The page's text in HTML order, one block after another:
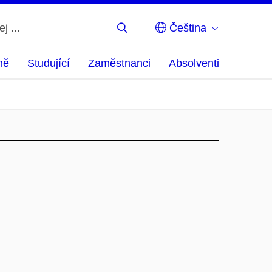
Čeština
Studující Zaměstnanci Absolventi